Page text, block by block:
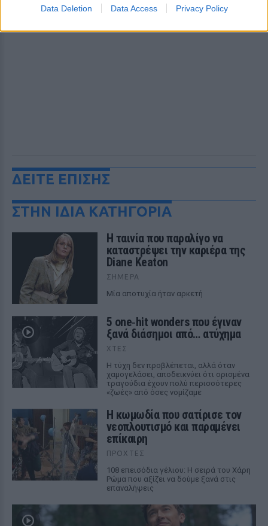
Data Deletion Data Access Privacy Policy
ΔΕΙΤΕ ΕΠΙΣΗΣ
ΣΤΗΝ ΙΔΙΑ ΚΑΤΗΓΟΡΙΑ
Η ταινία που παραλίγο να
καταστρέψει την καριέρα της
Diane Keaton
ΣΉΜΕΡΑ
Μία αποτυχία ήταν αρκετή
5 one‑hit wonders που έγιναν
ξανά διάσημοι από… ατύχημα
ΧΤΕΣ
Η τύχη δεν προβλέπεται, αλλά όταν
χαμογελάσει, αποδεικνύει ότι ορισμένα
τραγούδια έχουν πολύ περισσότερες
«ζωές» από όσες νομίζαμε
Η κωμωδία που σατίρισε τον
νεοπλουτισμό και παραμένει
επίκαιρη
ΠΡΟΧΤΈΣ
108 επεισόδια γέλιου: Η σειρά του Χάρη
Ρώμα που αξίζει να δούμε ξανά στις
επαναλήψεις